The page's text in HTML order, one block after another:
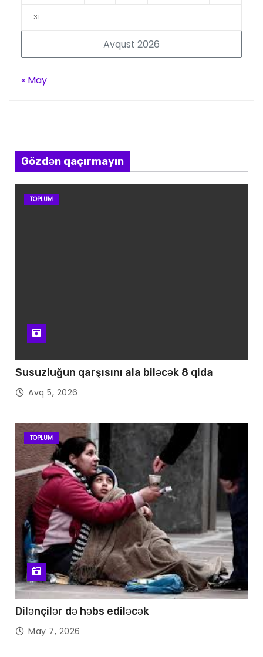
Avqust 2026
31
« May
Gözdən qaçırmayın
TOPLUM
Susuzluğun qarşısını ala biləcək 8 qida
Avq 5, 2026
TOPLUM
Dilənçilər də həbs ediləcək
May 7, 2026